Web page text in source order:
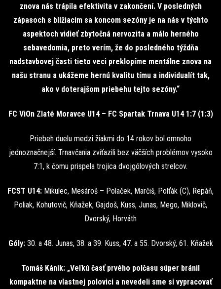
znova nás trápila efektivita v zakončení. V posledných
zápasoch s blížiacim sa koncom sezóny je na nás v týchto
aspektoch vidieť zbytočná nervozita a málo herného
sebavedomia, preto verím, že do posledného týždňa
nadstavbovej časti tieto veci preklopíme mentálne znova na
našu stranu a ukážeme hernú kvalitu tímu a individualít tak,
ako v doterajšom priebehu tejto sezóny.“
FC ViOn Zlaté Moravce U14 – FC Spartak Trnava U14 1:7 (1:3)
Priebeh duelu medzi žiakmi do 14 rokov bol omnoho
jednoznačnejší. Trnavčania zvíťazili bez väčších problémov vysoko
7:1, k čomu prispela trojica dvojgólových strelcov.
FCST U14: Mikulec, Mesároš – Polaček, Marčiš, Polťák (C), Repáň,
Poliak, Kohutovič, Kňažek, Gajdoš, Kuss, Junas, Mego, Miklovič,
Dvorský, Horváth
Góly: 30. a 48. Junas, 38. a 39. Kuss, 47. a 55. Dvorský, 61. Kňažek
Tomáš Kánik: „Veľkú časť prvého polčasu súper bránil
kompaktne na vlastnej polovici a nevedeli sme si vypracovať